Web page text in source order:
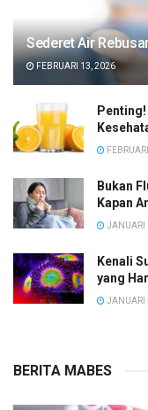
Sederet Air
FEBRUARI 13, 2026
Bukan
Kapan
JANUARI
Kenali
yang
JANUARI
BERITA MABES